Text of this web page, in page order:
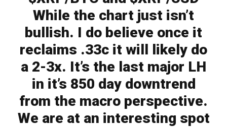
While the chart just isn’t
bullish. I do believe once it
reclaims .33c it will likely do
a 2-3x. It’s the last major LH
in it’s 850 day downtrend
from the macro perspective.
We are at an interesting spot